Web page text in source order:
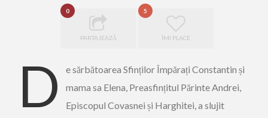
0
PARTAJEAZĂ
5
ÎMI PLACE
D
e sărbătoarea Sfinților Împărați Constantin și
mama sa Elena, Preasfințitul Părinte Andrei,
Episcopul Covasnei și Harghitei, a slujit